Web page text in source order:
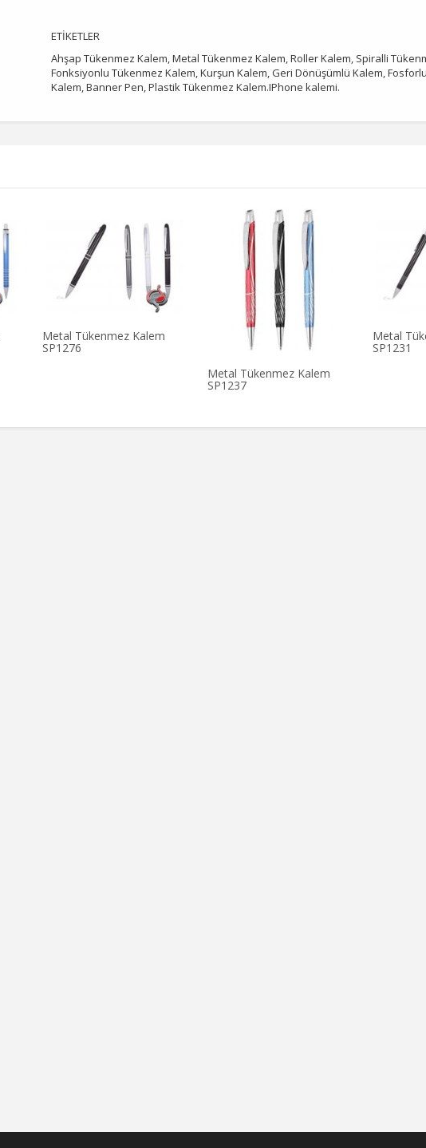
ETİKETLER
Ahşap Tükenmez Kalem, Metal Tükenmez Kalem, Roller Kalem, Spiralli
Fonksiyonlu Tükenmez Kalem, Kurşun Kalem, Geri Dönüşümlü Kalem,
Kalem, Banner Pen, Plastik Tükenmez Kalem.IPhone kalemi.
Metal Tükenmez Kalem
SP1276
Metal Tükenmez Kalem
SP1237
Metal
SP1231